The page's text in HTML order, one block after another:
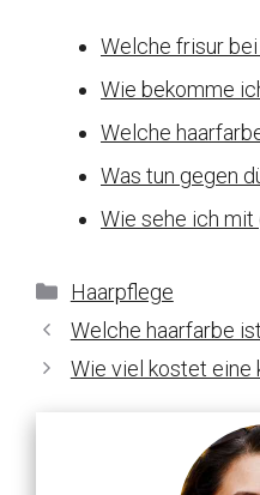
Welche frisur
Wie bekomme
Welche
Was tun gegen
Wie sehe ich mit
Kategorien
Haarpflege
Welche haarfarbe
Wie viel kostet eine